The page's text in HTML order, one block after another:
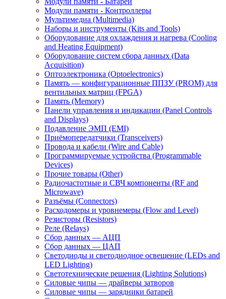
Модули памяти - Контроллеры
Мультимедиа (Multimedia)
Наборы и инструменты (Kits and Tools)
Оборудование для охлаждения и нагрева (Cooling
and Heating Equipment)
Оборудование систем сбора данных (Data
Acquisition)
Оптоэлектроника (Optoelectronics)
Память — конфигурационные ППЗУ (PROM) для
вентильных матриц (FPGA)
Память (Memory)
Панели управления и индикации (Panel Controls
and Displays)
Подавление ЭМП (EMI)
Приёмопередатчики (Transceivers)
Провода и кабели (Wire and Cable)
Программируемые устройства (Programmable
Devices)
Прочие товары (Other)
Радиочастотные и СВЧ компоненты (RF and
Microwave)
Разъёмы (Connectors)
Расходомеры и уровнемеры (Flow and Level)
Резисторы (Resistors)
Реле (Relays)
Сбор данных — АЦП
Сбор данных — ЦАП
Светодиоды и светодиодное освещение (LEDs and
LED Lighting)
Светотехнические решения (Lighting Solutions)
Силовые чипы — драйверы затворов
Силовые чипы — зарядники батарей